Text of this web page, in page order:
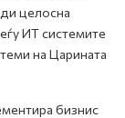
целосна
ИТ системите
на Царината
бизнис